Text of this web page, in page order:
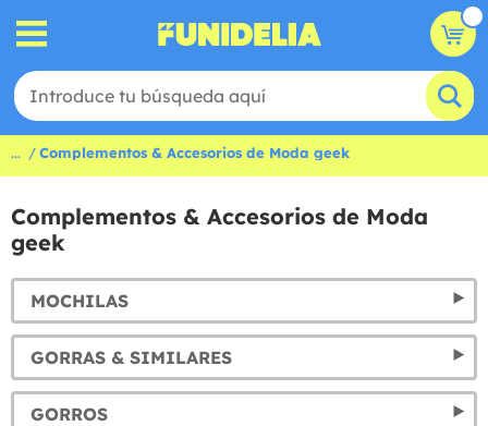
... Complementos & Accesorios de Moda geek
Complementos & Accesorios de Moda
geek
MOCHILAS
GORRAS & SIMILARES
GORROS